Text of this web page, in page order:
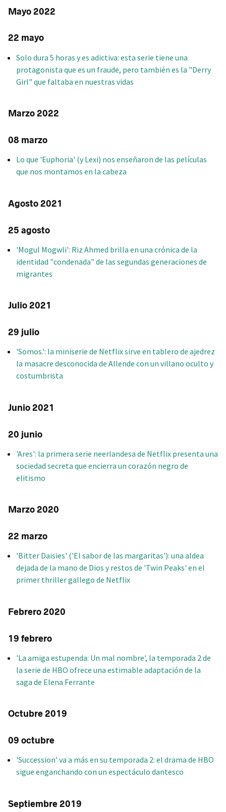
Mayo 2022
22 mayo
Solo dura 5 horas y es adictiva: esta serie tiene una
protagonista que es un fraude, pero también es la "Derry
Girl" que faltaba en nuestras vidas
Marzo 2022
08 marzo
Lo que 'Euphoria' (y Lexi) nos enseñaron de las películas
que nos montamos en la cabeza
Agosto 2021
25 agosto
'Mogul Mogwli': Riz Ahmed brilla en una crónica de la
identidad "condenada" de las segundas generaciones de
migrantes
Julio 2021
29 julio
'Somos.': la miniserie de Netflix sirve en tablero de ajedrez
la masacre desconocida de Allende con un villano oculto y
costumbrista
Junio 2021
20 junio
'Ares': la primera serie neerlandesa de Netflix presenta una
sociedad secreta que encierra un corazón negro de
elitismo
Marzo 2020
22 marzo
'Bitter Daisies' ('El sabor de las margaritas'): una aldea
dejada de la mano de Dios y restos de 'Twin Peaks' en el
primer thriller gallego de Netflix
Febrero 2020
19 febrero
'La amiga estupenda: Un mal nombre', la temporada 2 de
la serie de HBO ofrece una estimable adaptación de la
saga de Elena Ferrante
Octubre 2019
09 octubre
'Succession' va a más en su temporada 2: el drama de HBO
sigue enganchando con un espectáculo dantesco
Septiembre 2019